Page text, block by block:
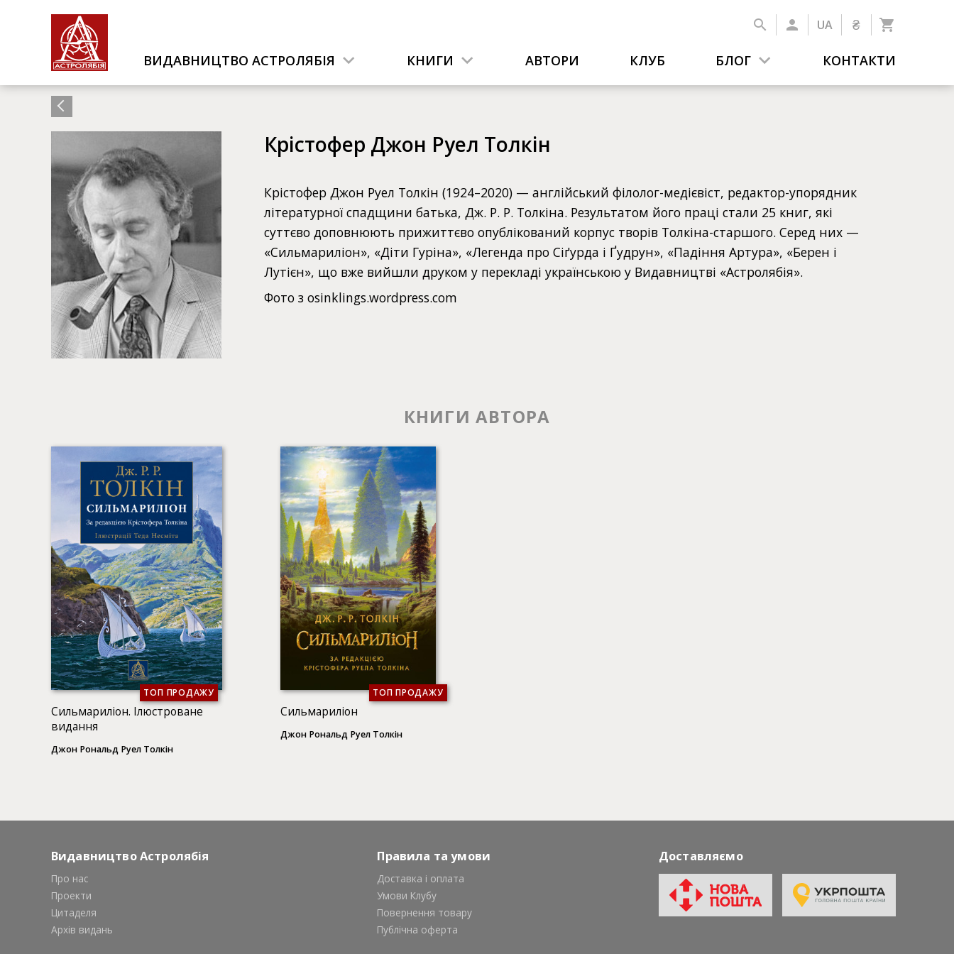
UA ₴
ВИДАВНИЦТВО АСТРОЛЯБІЯ КНИГИ АВТОРИ КЛУБ БЛОГ КОНТАКТИ
Крістофер Джон Руел Толкін
Крістофер Джон Руел Толкін (1924–2020) — англійський філолог-медієвіст, редактор-упорядник
літературної спадщини батька, Дж. Р. Р. Толкіна. Результатом його праці стали 25 книг, які
суттєво доповнюють прижиттєво опублікований корпус творів Толкіна-старшого. Серед них —
«Сильмариліон», «Діти Гуріна», «Легенда про Сіґурда і Ґудрун», «Падіння Артура», «Берен і
Лутієн», що вже вийшли друком у перекладі українською у Видавництві «Астролябія».
Фото з osinklings.wordpress.com
КНИГИ АВТОРА
ТОП ПРОДАЖУ
Сильмариліон. Ілюстроване
видання
Джон Рональд Руел Толкін
ТОП ПРОДАЖУ
Сильмариліон
Джон Рональд Руел Толкін
Видавництво Астролябія
Про нас
Проекти
Цитаделя
Архів видань
Правила та умови
Доставка і оплата
Умови Клубу
Повернення товару
Публічна оферта
Доставляємо